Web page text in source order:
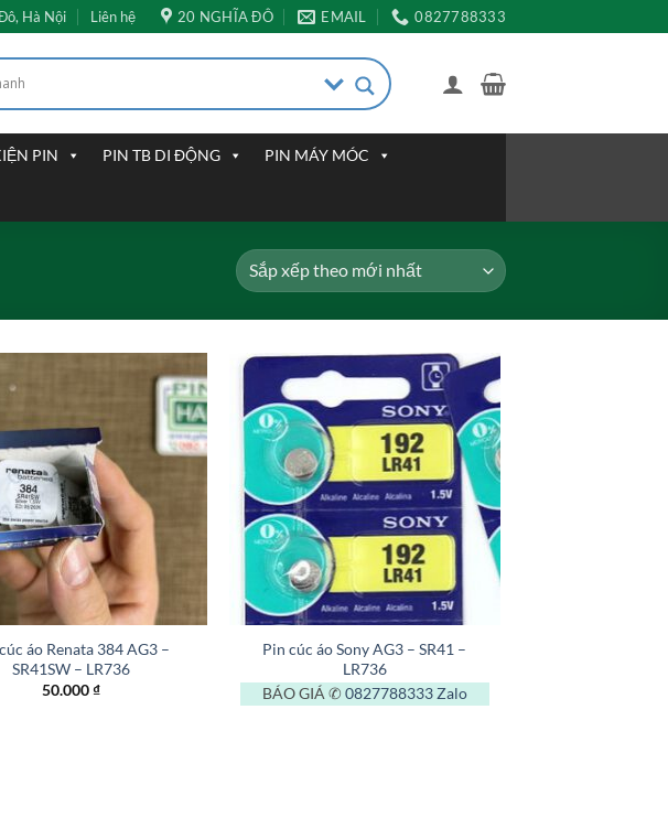
Hà Nội Liên hệ 20 NGHĨA ĐÔ EMAIL 0827788333
PIN PIN TB DI ĐỘNG PIN MÁY MÓC
áo Renata 384 AG3 –
SR41SW – LR736
50.000₫
+
Pin cúc áo Sony AG3 – SR41 –
LR736
BÁO GIÁ ✆ 0827788333 Zalo